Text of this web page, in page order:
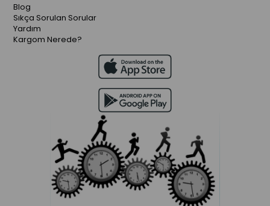
Blog
Sıkça Sorulan Sorular
Yardım
Kargom Nerede?